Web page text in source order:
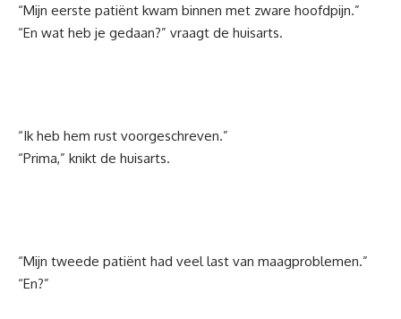
“Mijn eerste patiënt kwam binnen met zware hoofdpijn.”
“En wat heb je gedaan?” vraagt de huisarts.
“Ik heb hem rust voorgeschreven.”
“Prima,” knikt de huisarts.
“Mijn tweede patiënt had veel last van maagproblemen.”
“En?”